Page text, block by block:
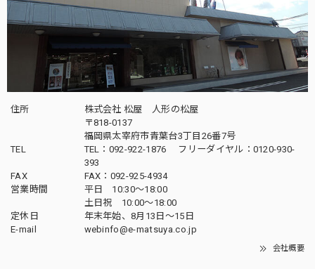
2025/04/16
飾りたい場所にぴったりのサイズでとても素敵な五月人形が
届きました。子供も興味津々でとても嬉しいです。配送も丁
寧に梱包されてあったので安心できました。ありがとうござ
いました。
この度は当店をご利用頂き、誠に有難うござい
ます。素材にもこだわりを持って製作しており
ます。何かお気付きの点がござましたら、何な
りとお申し付けください。どうぞ宜しくお願い
申し上げます。
住所
株式会社 松屋 人形の松屋
〒818-0137
福岡県太宰府市青葉台3丁目26番7号
TEL
TEL：092-922-1876 フリーダイヤル：0120-930-
393
FAX
FAX：092-925-4934
営業時間
平日 10:30～18:00
土日祝 10:00～18:00
定休日
年末年始、8月13日〜15日
E-mail
webinfo@e-matsuya.co.jp
会社概要